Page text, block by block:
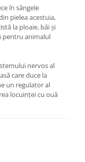
în sângele
pielea acestuia,
la ploaie, băi și
pentru animalul
nervos al
care duce la
un regulator al
locuinței cu ouă